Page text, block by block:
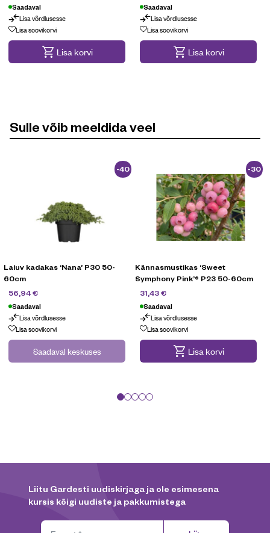
Saadaval
Kampaania
Lisa võrdlusesse
Lisa soovikorvi
Lisa korvi
Saadaval
Lisa võrdlusesse
Lisa soovikorvi
Lisa korvi
Sulle võib meeldida veel
-40
%
Laiuv kadakas ‘Nana’ P30 50-
60cm
56,94€
Saadaval
Lisa võrdlusesse
Lisa soovikorvi
Saadaval keskuses
-30
%
Kännasmustikas ‘Sweet
Symphony Pink’® P23 50-60cm
31,43€
Saadaval
Lisa võrdlusesse
Lisa soovikorvi
Lisa korvi
Liitu Gardesti uudiskirjaga ja ole esimesena
kursis kõigi uudiste ja pakkumistega